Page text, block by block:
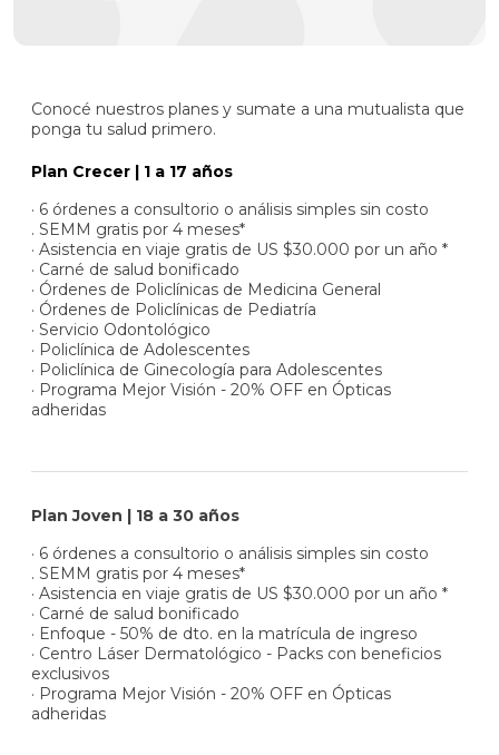
Comunicate
nosotros
Conocé nuestros planes y sumate a una mutualista que
ponga tu salud primero.
Plan Crecer | 1 a 17 años
· 6 órdenes a consultorio o análisis simples sin costo
. SEMM gratis por 4 meses*
· Asistencia en viaje gratis de US $30.000 por un año *
· Carné de salud bonificado
· Órdenes de Policlínicas de Medicina General
· Órdenes de Policlínicas de Pediatría
· Servicio Odontológico
· Policlínica de Adolescentes
· Policlínica de Ginecología para Adolescentes
· Programa Mejor Visión - 20% OFF en Ópticas
adheridas
Plan Joven | 18 a 30 años
· 6 órdenes a consultorio o análisis simples sin costo
. SEMM gratis por 4 meses*
· Asistencia en viaje gratis de US $30.000 por un año *
· Carné de salud bonificado
· Enfoque - 50% de dto. en la matrícula de ingreso
· Centro Láser Dermatológico - Packs con beneficios
exclusivos
· Programa Mejor Visión - 20% OFF en Ópticas
adheridas